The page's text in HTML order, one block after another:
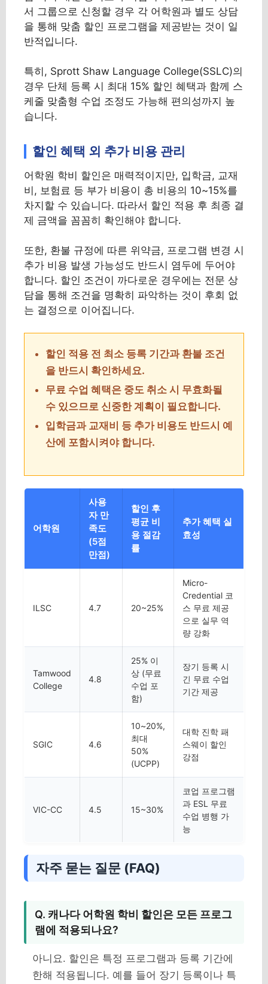
서 그룹으로 신청할 경우 각 어학원과 별도 상담
을 통해 맞춤 할인 프로그램을 제공받는 것이 일
반적입니다.
특히, Sprott Shaw Language College(SSLC)의
경우 단체 등록 시 최대 15% 할인 혜택과 함께 스
케줄 맞춤형 수업 조정도 가능해 편의성까지 높
습니다.
할인 혜택 외 추가 비용 관리
어학원 학비 할인은 매력적이지만, 입학금, 교재
비, 보험료 등 부가 비용이 총 비용의 10~15%를
차지할 수 있습니다. 따라서 할인 적용 후 최종 결
제 금액을 꼼꼼히 확인해야 합니다.
또한, 환불 규정에 따른 위약금, 프로그램 변경 시
추가 비용 발생 가능성도 반드시 염두에 두어야
합니다. 할인 조건이 까다로운 경우에는 전문 상
담을 통해 조건을 명확히 파악하는 것이 후회 없
는 결정으로 이어집니다.
할인 적용 전 최소 등록 기간과 환불 조건
을 반드시 확인하세요.
무료 수업 혜택은 중도 취소 시 무효화될
수 있으므로 신중한 계획이 필요합니다.
입학금과 교재비 등 추가 비용도 반드시 예
산에 포함시켜야 합니다.
어학원
사용
자 만
족도
(5점
만점)
할인 후
평균 비
용 절감
률
추가 혜택 실
효성
ILSC 4.7 20~25%
Micro-
Credential 코
스 무료 제공
으로 실무 역
량 강화
Tamwood
College
4.8
25% 이
상 (무료
수업 포
함)
장기 등록 시
긴 무료 수업
기간 제공
SGIC 4.6
10~20%,
최대
50%
(UCPP)
대학 진학 패
스웨이 할인
강점
VIC-CC 4.5 15~30%
코업 프로그램
과 ESL 무료
수업 병행 가
능
자주 묻는 질문 (FAQ)
Q. 캐나다 어학원 학비 할인은 모든 프로그
램에 적용되나요?
아니요. 할인은 특정 프로그램과 등록 기간에
한해 적용됩니다. 예를 들어 장기 등록이나 특